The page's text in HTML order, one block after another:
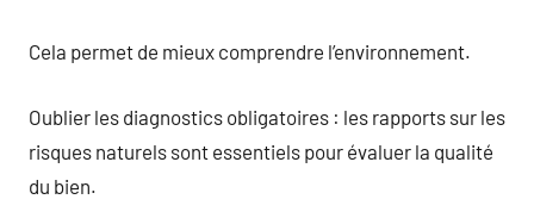
Cela permet de mieux comprendre l’environnement.
Oublier les diagnostics obligatoires : les rapports sur les
risques naturels sont essentiels pour évaluer la qualité
du bien.